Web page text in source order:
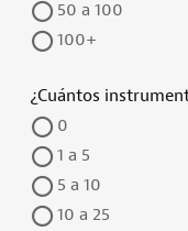
50 a 100
100+
¿Cuántos
0
1 a 5
5 a 10
10 a 25